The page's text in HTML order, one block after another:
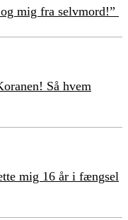
mig fra selvmord!”
Så hvem
mig 16 år i fængsel